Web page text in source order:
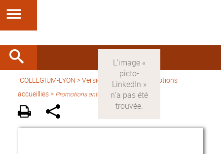
COLLEGIUM-LYON >Version française> Promotions
accueillies > Promotions antérieures